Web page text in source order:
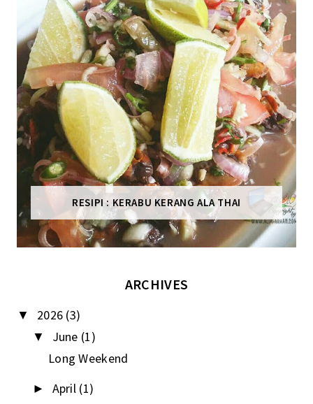
RESIPI : KERABU KERANG ALA THAI
ARCHIVES
▼ 2026 (3)
▼ June (1)
Long Weekend
► April (1)